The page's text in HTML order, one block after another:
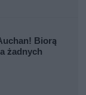
Biorą
żadnych